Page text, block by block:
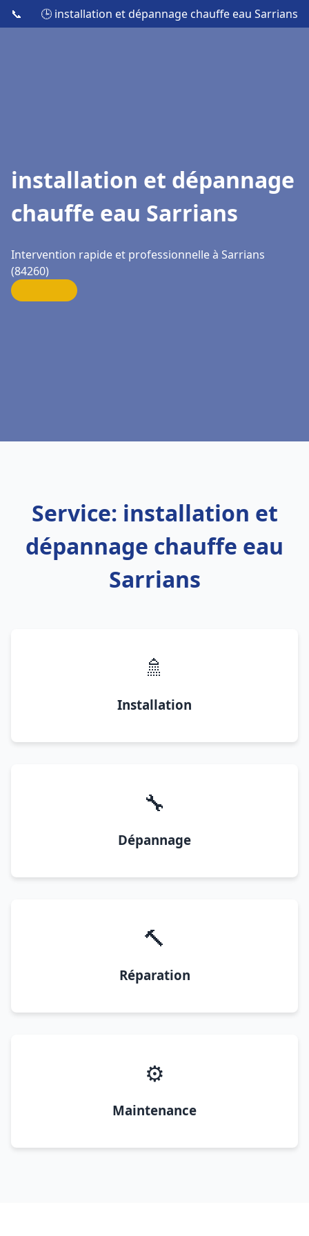
📞 🕒 installation et dépannage chauffe eau Sarrians
installation et dépannage
chauffe eau Sarrians
Intervention rapide et professionnelle à Sarrians
(84260)
Service: installation et
dépannage chauffe eau
Sarrians
🚿
Installation
🔧
Dépannage
🔨
Réparation
⚙️
Maintenance